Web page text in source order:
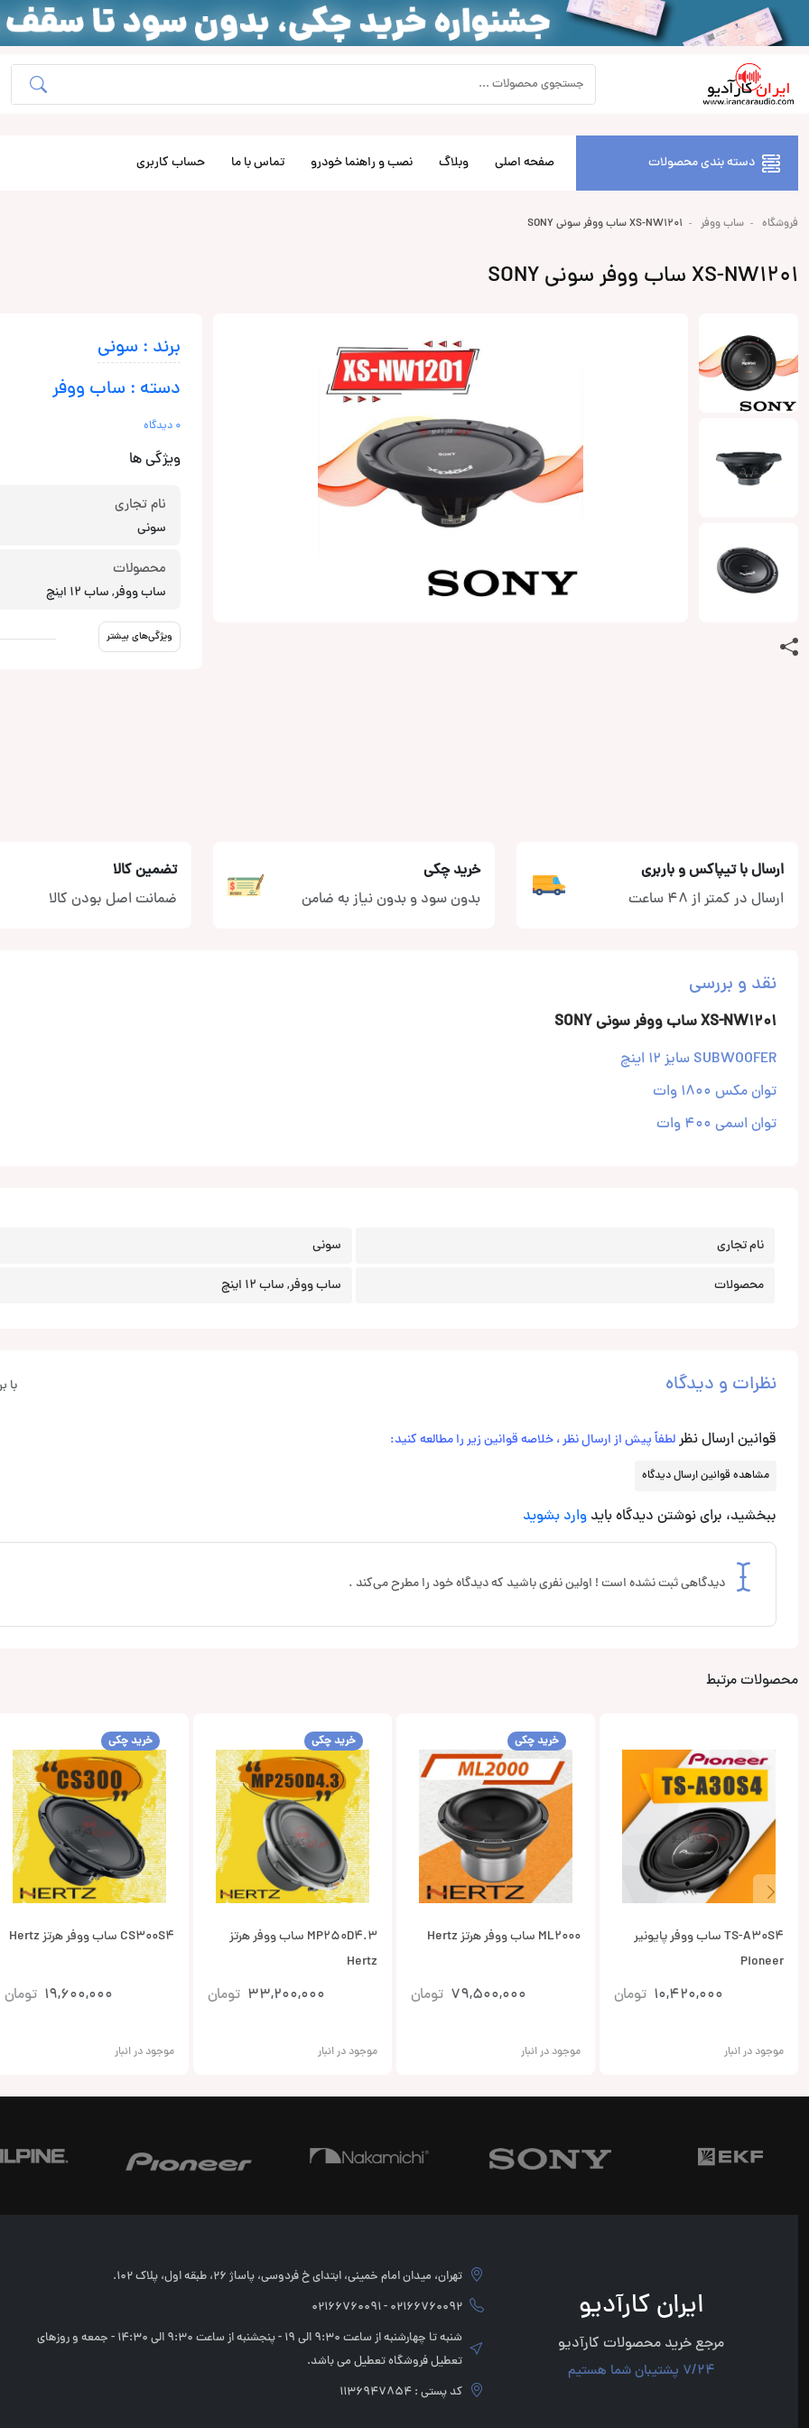
دسته بندی محصولات صفحه اصلی وبلاگ نصب و راهنما خودرو تماس با ما حساب کاربری
فروشگاه ساب ووفر XS-NW1201 ساب ووفر سونی SONY
XS-NW1201 ساب ووفر سونی SONY
برند : سونی
دسته : ساب ووفر
0 دیدگاه
ویژگی ها
نام تجاری
سونی
محصولات
ساب ووفر, ساب 12 اینچ
ویژگی‌های بیشتر
ارسال با تیپاکس و باربری
ارسال در کمتر از 48 ساعت
خرید چکی
بدون سود و بدون نیاز به ضامن
تضمین کالا
ضمانت اصل بودن کالا
نقد و بررسی
XS-NW1201 ساب ووفر سونی SONY
SUBWOOFER سایز 12 اینچ
توان مکس 1800 وات
توان اسمی 400 وات
نام تجاری سونی
محصولات ساب ووفر, ساب 12 اینچ
نظرات و دیدگاه با
قوانین ارسال نظرلطفاً پیش از ارسال نظر ، خلاصه قوانین زیر را مطالعه کنید:
مشاهده قوانین ارسال دیدگاه
ببخشید، برای نوشتن دیدگاه باید وارد بشوید
دیدگاهی ثبت نشده است ! اولین نفری باشید که دیدگاه خود را مطرح می‌کند .
محصولات مرتبط
TS-A30S4 ساب ووفر پایونیر
Pioneer
10,420,000 تومان
موجود در انبار
خرید چکی
ML2000 ساب ووفر هرتز Hertz
79,500,000 تومان
موجود در انبار
خرید چکی
MP250D4.3 ساب ووفر هرتز
Hertz
33,200,000 تومان
موجود در انبار
خرید چکی
CS300S4 ساب ووفر هرتز Hertz
19,600,000 تومان
موجود در انبار
ایران کارآدیو
مرجع خرید محصولات کارآدیو
7/24 پشتیبان شما هستیم
تهران، میدان امام خمینی، ابتدای خ فردوسی، پاساژ 26، طبقه اول، پلاک 102.
02166760092 - 02166760091
شنبه تا چهارشنبه از ساعت 9:30 الی 19 - پنجشنبه از ساعت 9:30 الی 14:30 - جمعه و روزهای
تعطیل فروشگاه تعطیل می باشد.
کد پستی : 1136947854